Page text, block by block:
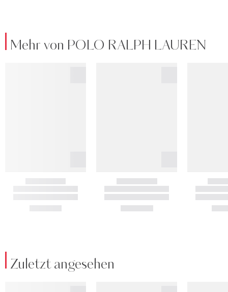
Mehr von POLO RALPH LAUREN
Zuletzt angesehen